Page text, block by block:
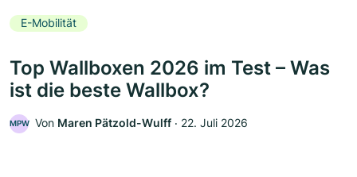
E-Mobilität
Top Wallboxen 2026 im Test – Was
ist die beste Wallbox?
MPW Von Maren Pätzold-Wulff ‧ 22. Juli 2026